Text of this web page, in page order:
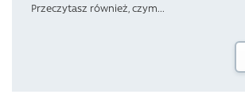
Przeczytasz również, czym...